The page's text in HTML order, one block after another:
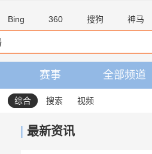
Bing 360 搜狗 神马
赛事 全部频道
综合 搜索 视频
最新资讯